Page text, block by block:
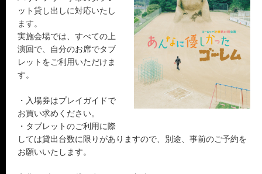
ット貸し出しに対応いたし
ます。
実施会場では、すべての上
演回で、自分のお席でタブ
レットをご利用いただけま
す。
・入場券はプレイガイドで
お買い求めください。
・タブレットのご利用に際
しては貸出台数に限りがありますので、別途、事前のご予約を
お願いいたします。